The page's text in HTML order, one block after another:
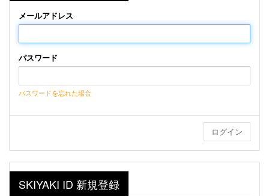
メールアドレス
パスワード
パスワードを忘れた場合
SKIYAKI ID 新規登録